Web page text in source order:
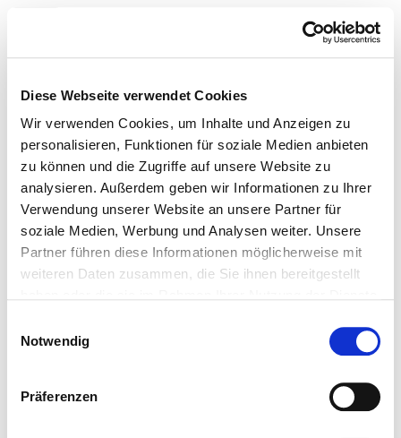
Diese Webseite verwendet Cookies
Wir verwenden Cookies, um Inhalte und Anzeigen zu
personalisieren, Funktionen für soziale Medien anbieten
zu können und die Zugriffe auf unsere Website zu
analysieren. Außerdem geben wir Informationen zu Ihrer
Verwendung unserer Website an unsere Partner für
soziale Medien, Werbung und Analysen weiter. Unsere
Partner führen diese Informationen möglicherweise mit
weiteren Daten zusammen, die Sie ihnen bereitgestellt
Notwendig
Präferenzen
Startseite der Fachabteilung
UNIVERSITÄTSKLINIKUM
Schleswig-Holstein, Campus
Kiel
Ambulante